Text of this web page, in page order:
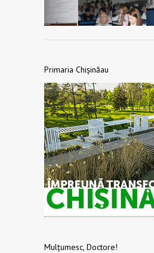
Primaria Chișinăau
Mulțumesc, Doctore!